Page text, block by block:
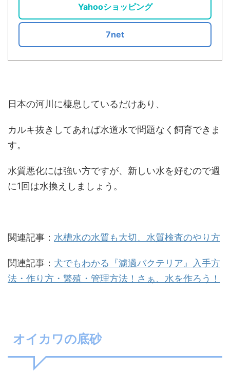
Yahooショッピング
7net
日本の河川に棲息しているだけあり、
カルキ抜きしてあれば水道水で問題なく飼育できま
す。
水質悪化には強い方ですが、新しい水を好むので週
に1回は水換えしましょう。
関連記事： 水槽水の水質も大切、水質検査のやり方
関連記事： 犬でもわかる『濾過バクテリア』入手方
法・作り方・繁殖・管理方法！さぁ、水を作ろう！
オイカワの底砂